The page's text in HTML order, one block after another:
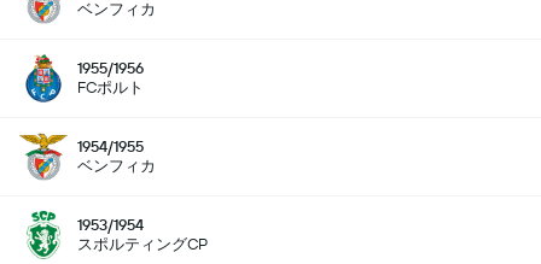
ベンフィカ
1955/1956
FCポルト
1954/1955
ベンフィカ
1953/1954
スポルティングCP